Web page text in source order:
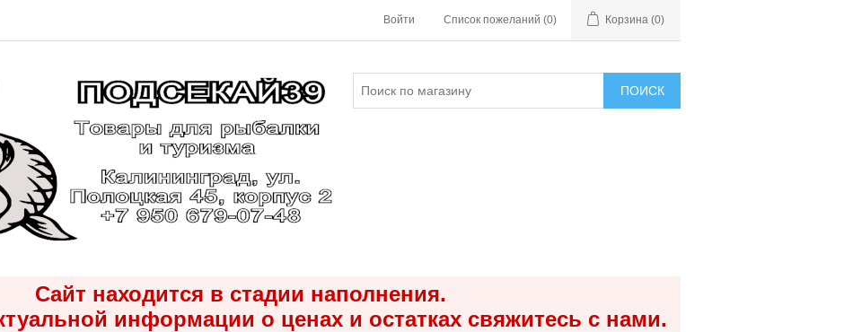
Войти Список пожеланий (0) Корзина (0)
ПОИСК
Сайт находится в стадии наполнения.
информации о ценах и остатках свяжитесь с нами.